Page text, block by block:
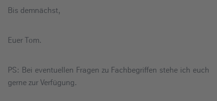
Bis demnächst,
Euer Tom.
PS: Bei eventuellen Fragen zu Fachbegriffen stehe ich euch
gerne zur Verfügung.